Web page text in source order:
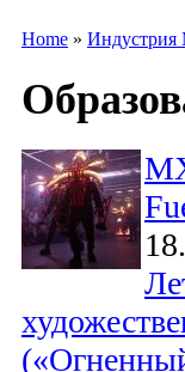
Home »